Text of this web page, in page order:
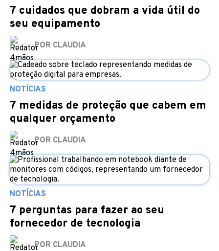
7 cuidados que dobram a vida útil do
seu equipamento
POR CLAUDIA
NOTÍCIAS
7 medidas de proteção que cabem em
qualquer orçamento
POR CLAUDIA
NOTÍCIAS
7 perguntas para fazer ao seu
fornecedor de tecnologia
POR CLAUDIA